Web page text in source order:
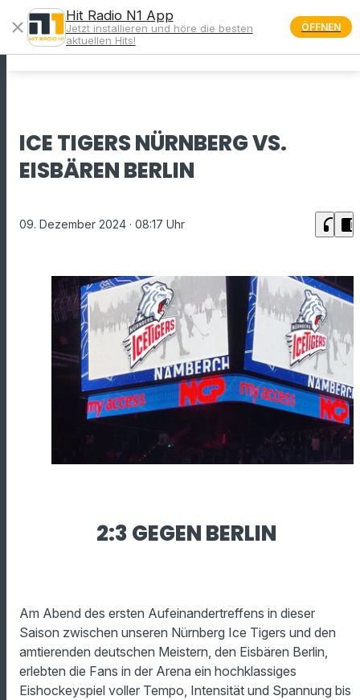
menu
ICE TIGERS NÜRNBERG VS.
EISBÄREN BERLIN
09. Dezember 2024 · 08:17 Uhr headphones chrome_reader_mode
2:3 GEGEN BERLIN
Am Abend des ersten Aufeinandertreffens in dieser
Saison zwischen unseren Nürnberg Ice Tigers und den
amtierenden deutschen Meistern, den Eisbären Berlin,
erlebten die Fans in der Arena ein hochklassiges
Eishockeyspiel voller Tempo, Intensität und Spannung bis
close
Hit Radio N1 App
Jetzt installieren und höre die besten
aktuellen Hits!
ÖFFNEN